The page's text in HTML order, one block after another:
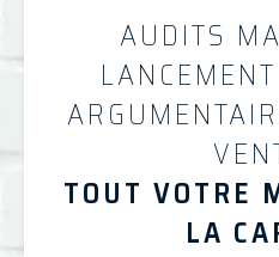
AUDITS
TOUT VOTRE
LA